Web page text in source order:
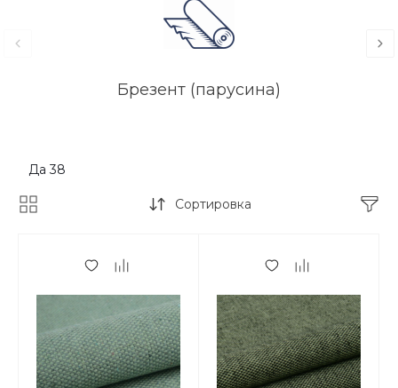
Брезент (парусина)
Да38
Сортировка